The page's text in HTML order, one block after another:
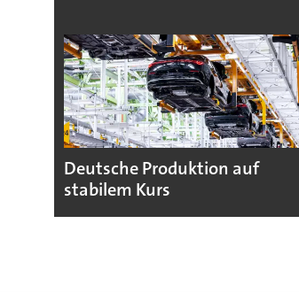
Deutsche Produktion auf
stabilem Kurs